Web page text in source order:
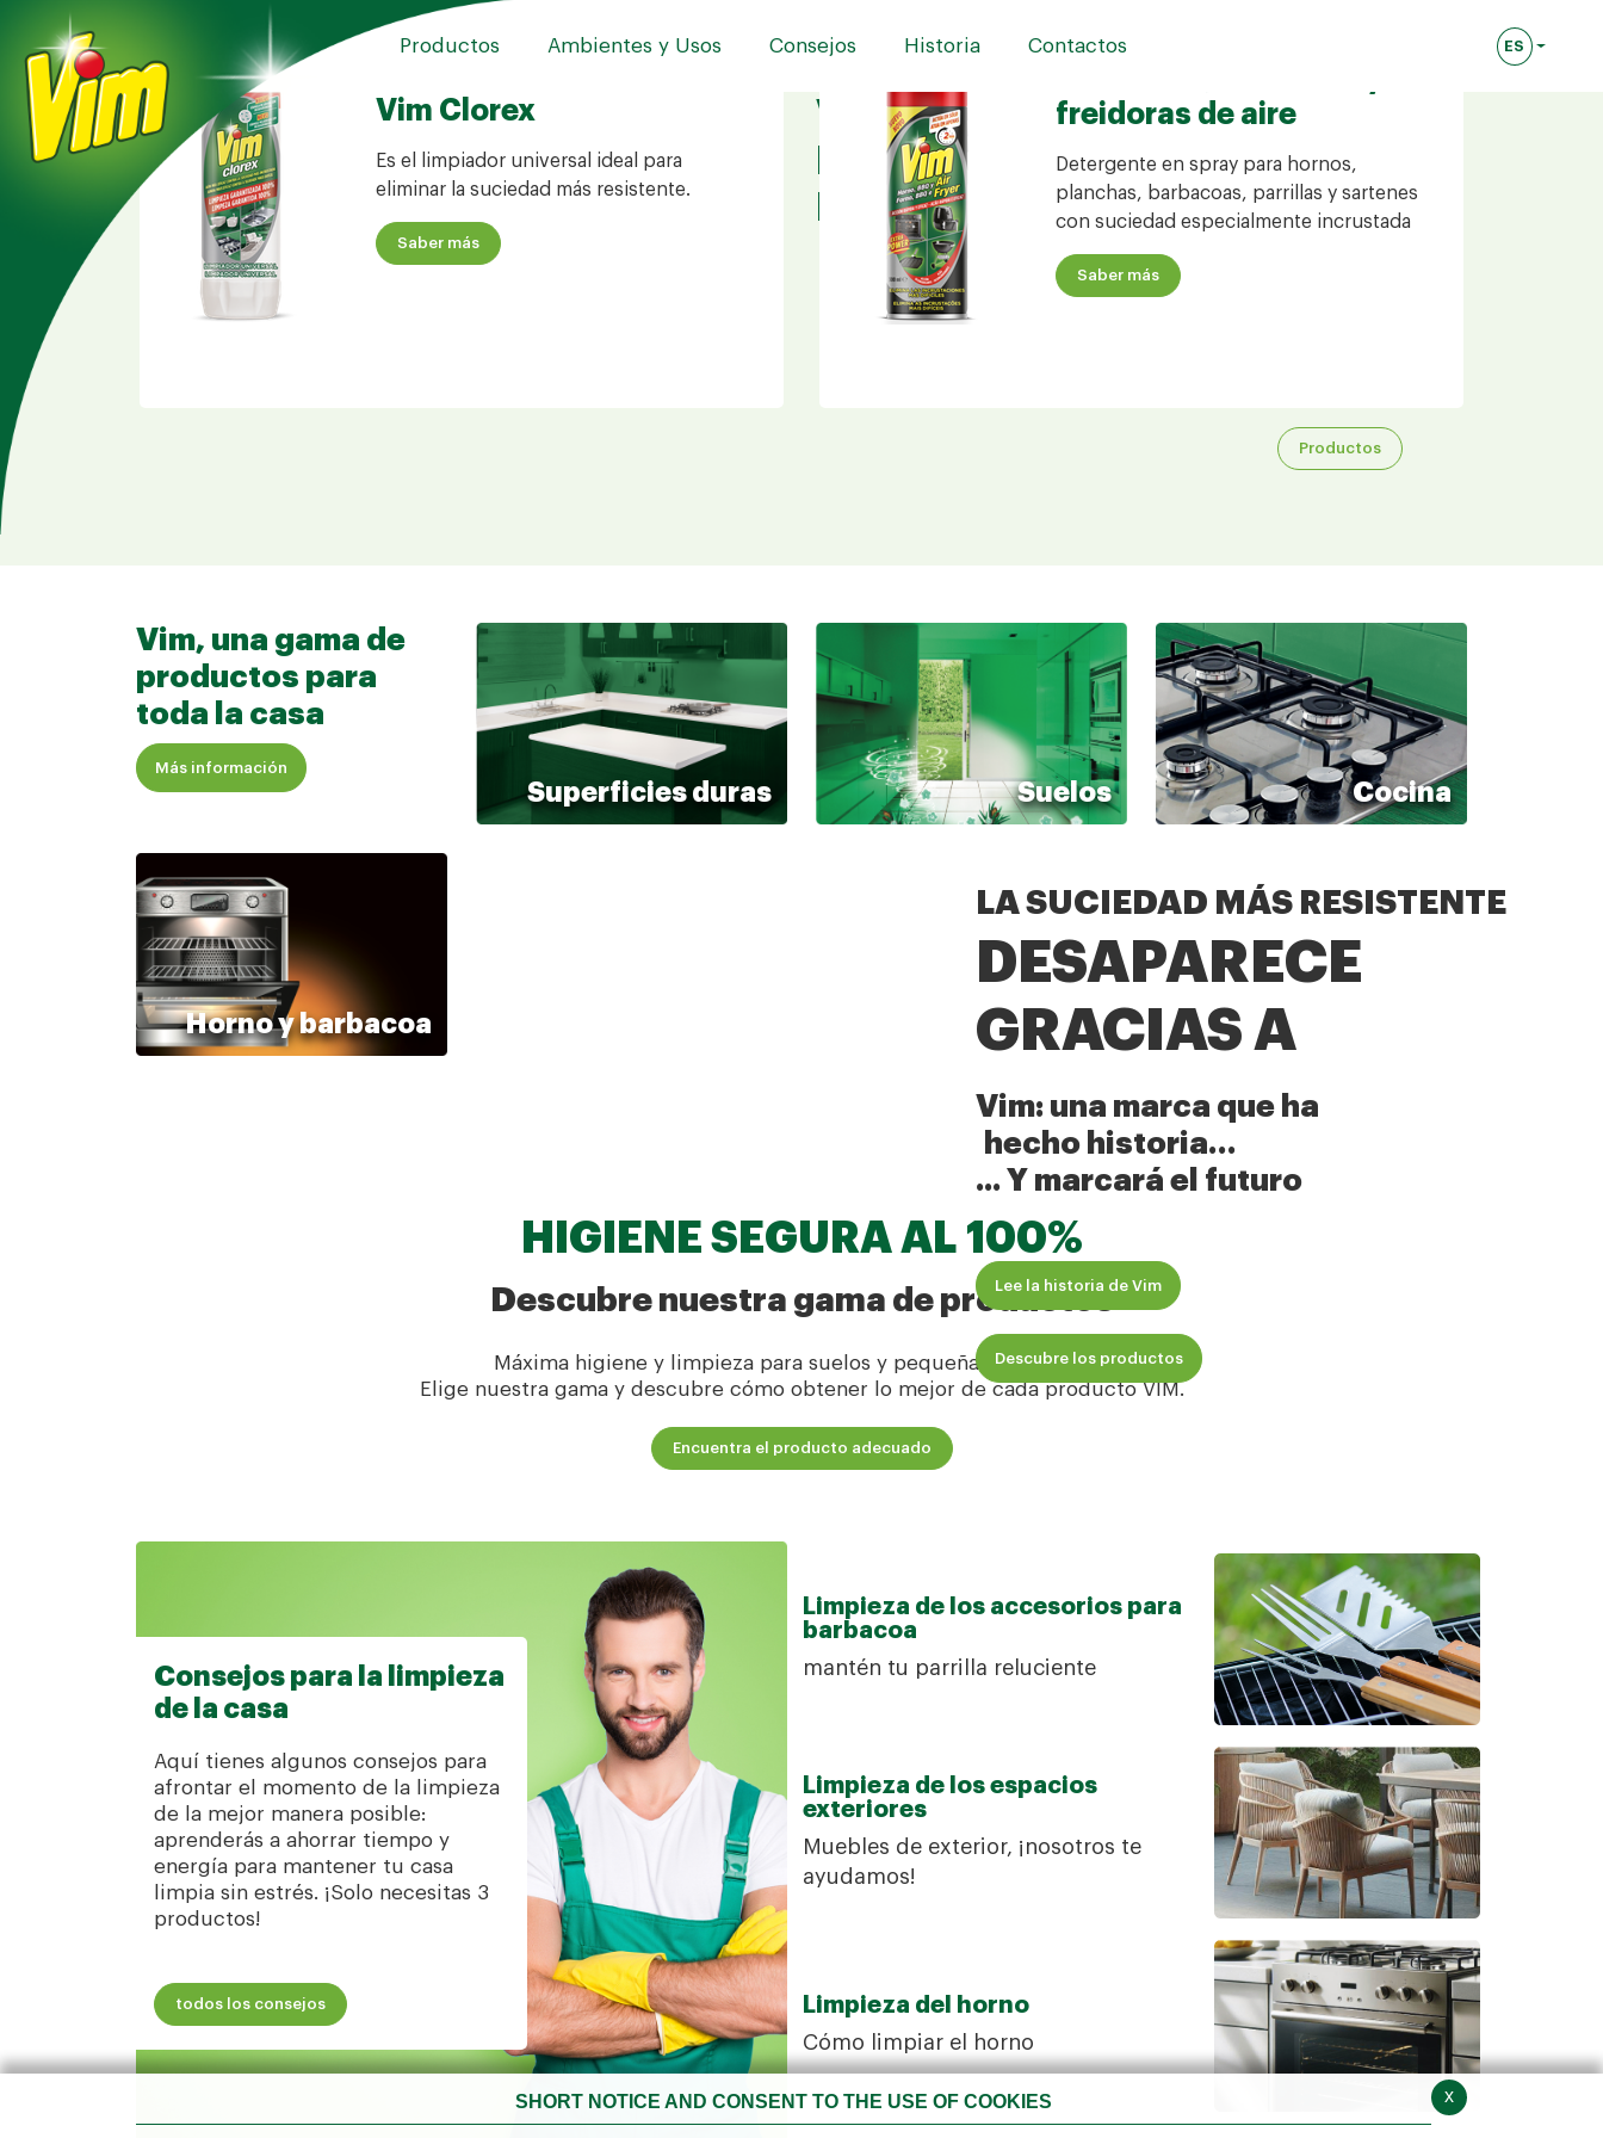
Productos Ambientes y Usos Consejos Historia Contactos ES
Lingua
VIM, LA GARANTÍA
DI EFICACIA DEL SIEMPRE
EN EL CASO DE LOS ITALIANOS
Vim Clorex
Es el limpiador universal ideal para
eliminar la suciedad más resistente.
Saber más
freidoras de aire
Detergente en spray para hornos,
planchas, barbacoas, parrillas y sartenes
con suciedad especialmente incrustada
Saber más
Productos
Vim, una gama de
productos para
toda la casa
Más información
Superficies duras Suelos Cocina
Horno y barbacoa
LA SUCIEDAD MÁS RESISTENTE
DESAPARECE
GRACIAS A
Vim: una marca que ha
hecho historia…
... Y marcará el futuro
Lee la historia de Vim
Descubre los productos
HIGIENE SEGURA AL 100%
Descubre nuestra gama de productos
Máxima higiene y limpieza para suelos y pequeñas superficies.
Elige nuestra gama y descubre cómo obtener lo mejor de cada producto VIM.
Encuentra el producto adecuado
Consejos para la limpieza
de la casa
Aquí tienes algunos consejos para
afrontar el momento de la limpieza
de la mejor manera posible:
aprenderás a ahorrar tiempo y
energía para mantener tu casa
limpia sin estrés. ¡Solo necesitas 3
productos!
todos los consejos
Limpieza del hogar rápida y
Limpieza del hogar
Trucos para simplificar la limpieza
Limpieza de la barbacoa
¡Adiós a la grasa de la barbacoa!
Limpieza de los accesorios para
barbacoa
mantén tu parrilla reluciente
Limpieza de los espacios
exteriores
Muebles de exterior, ¡nosotros te
ayudamos!
Limpieza del horno
Cómo limpiar el horno
x
SHORT NOTICE AND CONSENT TO THE USE OF COOKIES